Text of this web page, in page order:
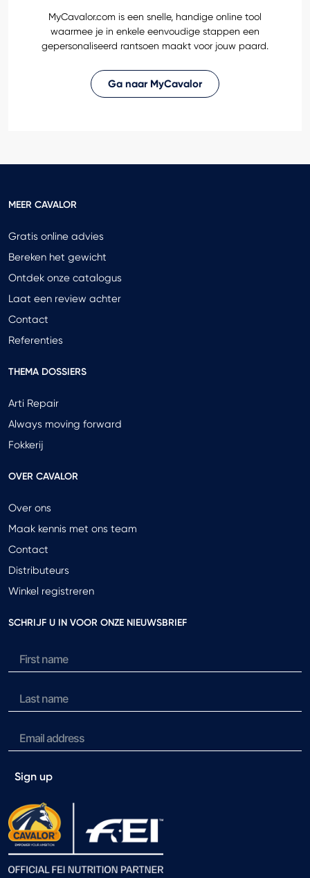
MyCavalor.com is een snelle, handige online tool
waarmee je in enkele eenvoudige stappen een
gepersonaliseerd rantsoen maakt voor jouw paard.
Ga naar MyCavalor
MEER CAVALOR
Gratis online advies
Bereken het gewicht
Ontdek onze catalogus
Laat een review achter
Contact
Referenties
THEMA DOSSIERS
Arti Repair
Always moving forward
Fokkerij
OVER CAVALOR
Over ons
Maak kennis met ons team
Contact
Distributeurs
Winkel registreren
SCHRIJF U IN VOOR ONZE NIEUWSBRIEF
Sign up